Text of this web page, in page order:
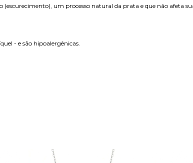
(escurecimento), um processo natural da prata e que não afeta
- e são hipoalergênicas.